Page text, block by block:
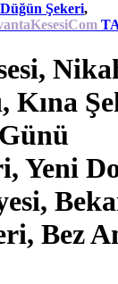
Düğün Şekeri,
Kına
Yeni
Bez